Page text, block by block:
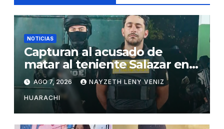
NOTICIAS
Capturan al acusado de
matar al teniente Salazar en
San Matías
AGO 7, 2026 NAYZETH LENY VENIZ
HUARACHI